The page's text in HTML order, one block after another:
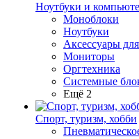
Ноутбуки и
Моноблоки
Ноутбуки
Аксессуары
Мониторы
Оргтехника
Системные
Ещё 2
Спорт, туризм, хобби